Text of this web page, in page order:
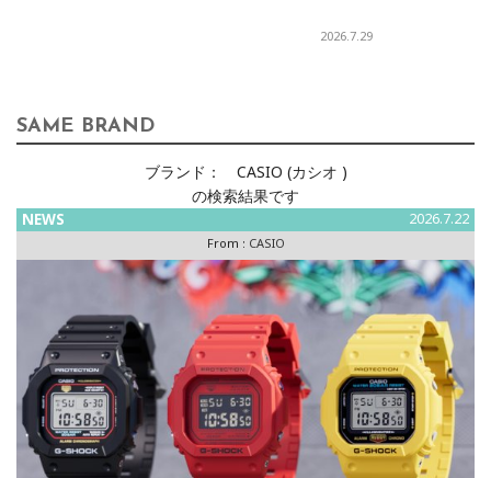
2026.7.29
SAME BRAND
ブランド：
CASIO (カシオ )
の検索結果です
NEWS 2026.7.22
From : CASIO